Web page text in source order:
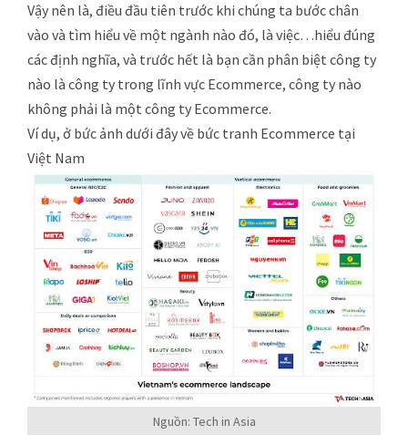
Vậy nên là, điều đầu tiên trước khi chúng ta bước chân
vào và tìm hiểu về một ngành nào đó, là việc…hiểu đúng
các định nghĩa, và trước hết là bạn cần phân biệt công ty
nào là công ty trong lĩnh vực Ecommerce, công ty nào
không phải là một công ty Ecommerce.
Ví dụ, ở bức ảnh dưới đây về bức tranh Ecommerce tại
Việt Nam
Nguồn: Tech in Asia